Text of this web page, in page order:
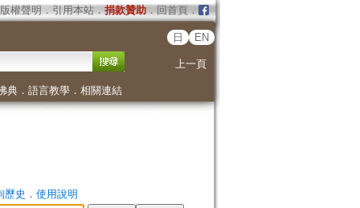
版權聲明 ． 引用本站． 捐款贊助．回首頁．
日 EN
上一頁
典． 語言教學． 相關連結
歷史 ． 使用說明